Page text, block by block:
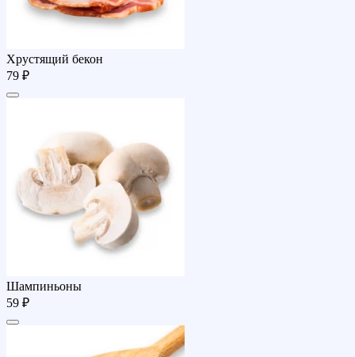
Хрустящий бекон
79 ₽
Шампиньоны
59 ₽